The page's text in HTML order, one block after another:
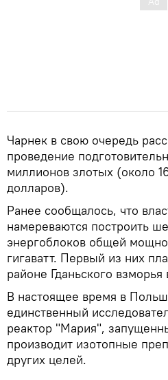
Чарнек в свою очередь
проведение
миллионов злотых (около
долларов).
Ранее сообщалось, что
намереваются построить
энергоблоков общей
гигаватт. Первый из них
районе Гданьского взморья
В настоящее время в
единственный
реактор "Мария",
производит изотопные
других целей.